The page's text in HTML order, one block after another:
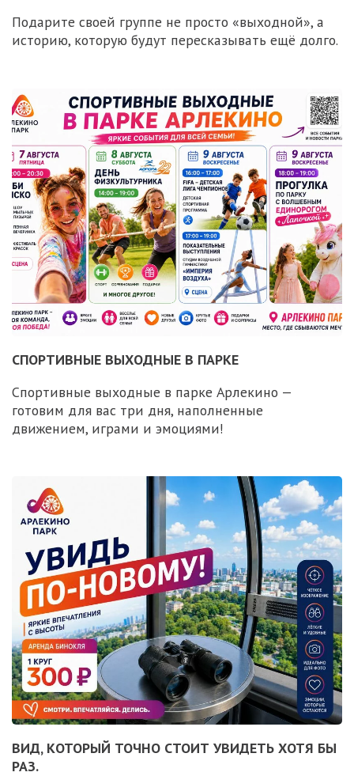
Подарите своей группе не просто «выходной», а
историю, которую будут пересказывать ещё долго.
СПОРТИВНЫЕ ВЫХОДНЫЕ В ПАРКЕ
Спортивные выходные в парке Арлекино —
готовим для вас три дня, наполненные
движением, играми и эмоциями!
ВИД, КОТОРЫЙ ТОЧНО СТОИТ УВИДЕТЬ ХОТЯ БЫ
РАЗ.